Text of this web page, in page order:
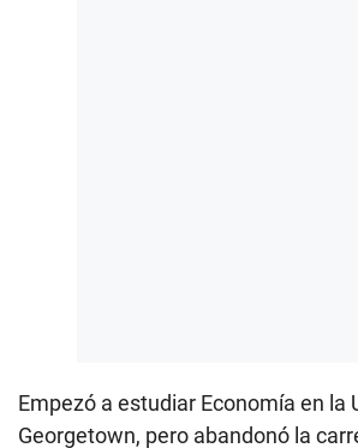
Empezó a estudiar Economía en la
Georgetown, pero abandonó la